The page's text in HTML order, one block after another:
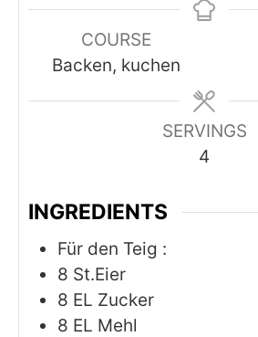
COURSE
Backen, kuchen
SERVINGS
4
INGREDIENTS
Für den Teig :
8 St.Eier
8 EL Zucker
8 EL Mehl